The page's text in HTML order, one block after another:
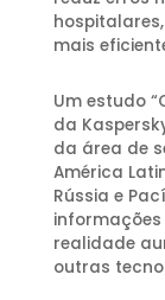
mais
Um estudo
da
da área de
América
Rússia e
informações
realidade
outras